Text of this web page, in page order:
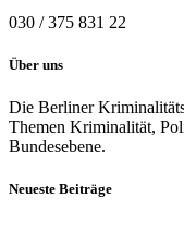
030 / 375 831 22
Über uns
Die Berliner
Themen Kriminalität,
Bundesebene.
Neueste Beiträge